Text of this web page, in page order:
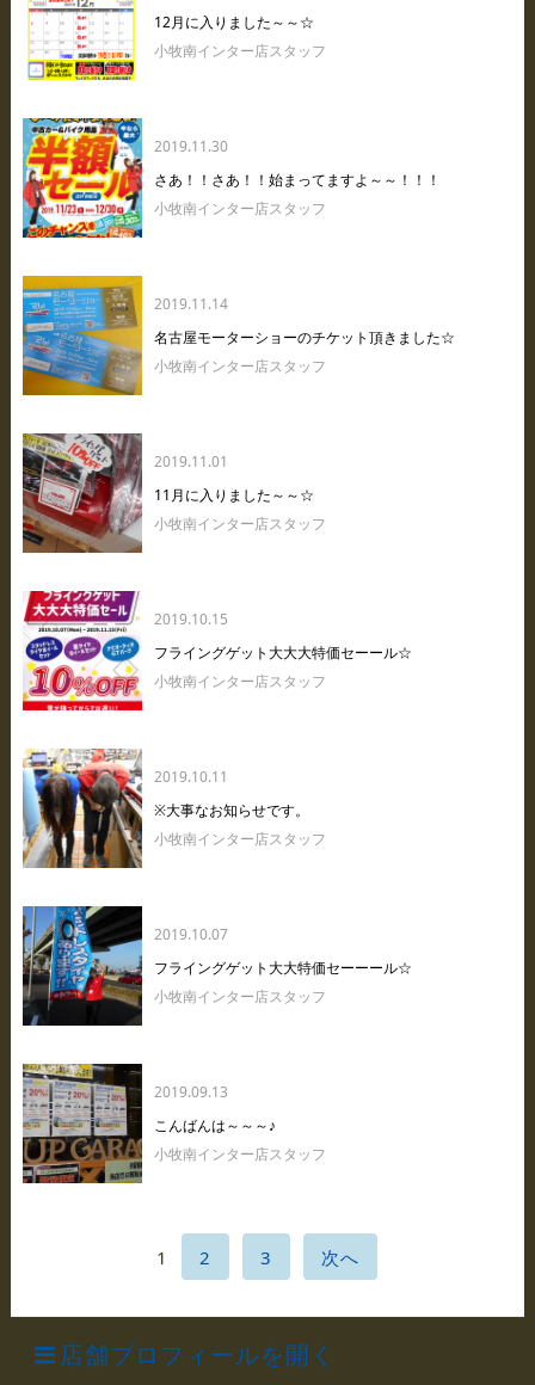
12月に入りました～～☆
小牧南インター店スタッフ
2019.11.30
さあ！！さあ！！始まってますよ～～！！！
小牧南インター店スタッフ
2019.11.14
名古屋モーターショーのチケット頂きました☆
小牧南インター店スタッフ
2019.11.01
11月に入りました～～☆
小牧南インター店スタッフ
2019.10.15
フライングゲット大大大特価セーール☆
小牧南インター店スタッフ
2019.10.11
※大事なお知らせです。
小牧南インター店スタッフ
2019.10.07
フライングゲット大大特価セーーール☆
小牧南インター店スタッフ
2019.09.13
こんばんは～～～♪
小牧南インター店スタッフ
1 2 3 次へ
店舗プロフィールを開く